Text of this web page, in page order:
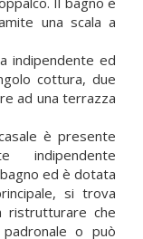
una scala a
indipendente ed
cottura, due
ad una terrazza
è presente
indipendente
ed è dotata
si trova
ristrutturare che
o può